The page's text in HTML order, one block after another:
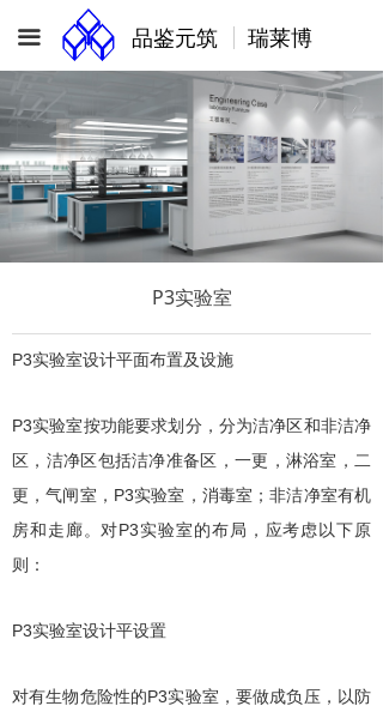
品鉴元筑 瑞莱博
끀
P3实验室
P3实验室设计平面布置及设施
P3实验室按功能要求划分，分为洁净区和非洁净
区，洁净区包括洁净准备区，一更，淋浴室，二
更，气闸室， P3实验室，消毒室；非洁净室有机
房和走廊。对P3 实验室 的布局，应考虑以下原
则：
P3实验室设计平设置
对有生物危险性的P3实验室，要做成负压，以防